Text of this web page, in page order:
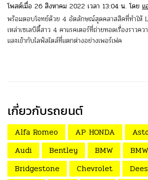
โพสต์เมื่อ 26 สิงหาคม 2022 เวลา 13:04 น. โดย แ
พร้อมตอบโจทย์ด้วย 4 อัตลักษณ์สุดคลาสสิคที่ทำให้
เหล่าเซเลบิตี้สาว 4 คาแรคเตอร์ที่ถ่ายทอดเรื่องราวค
และเข้ากับไลฟ์สไตล์ที่แตกต่างอย่างเพอร์เฟค
เกี่ยวกับรถยนต์
Alfa Romeo AP HONDA
Audi
Bentley BMW
Bridgestone
Chevrolet